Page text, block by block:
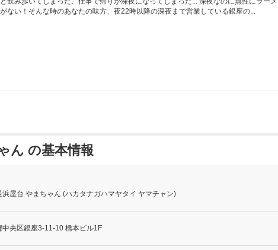
ない！そんな時のあなたの味方、夜22時以降の深夜まで営業している銀座の...
ん の基本情報
浜屋台 やまちゃん (ハカタナガハマヤタイ ヤマチャン)
中央区銀座3-11-10 橋本ビル1F